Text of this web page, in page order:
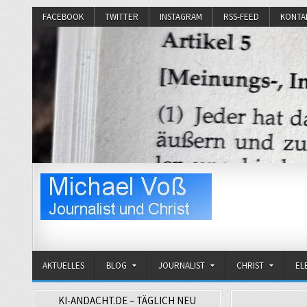
FACEBOOK TWITTER INSTAGRAM RSS-FEED
AKTUELLES BLOG JOURNALIST CHRIST
KI-ANDACHT.DE – TÄGLICH NEU